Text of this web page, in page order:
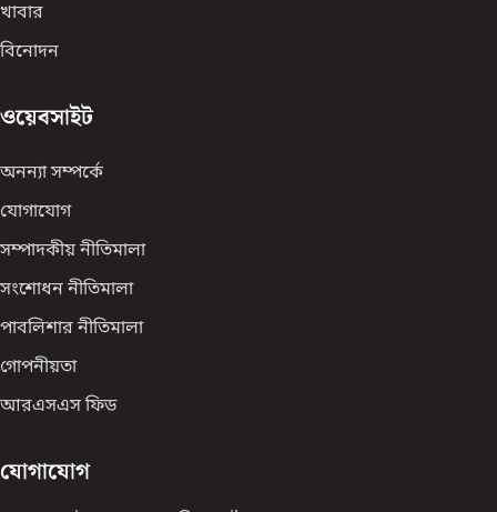
খাবার
বিনোদন
ওয়েবসাইট
অনন্যা সম্পর্কে
যোগাযোগ
সম্পাদকীয় নীতিমালা
সংশোধন নীতিমালা
পাবলিশার নীতিমালা
গোপনীয়তা
আরএসএস ফিড
যোগাযোগ